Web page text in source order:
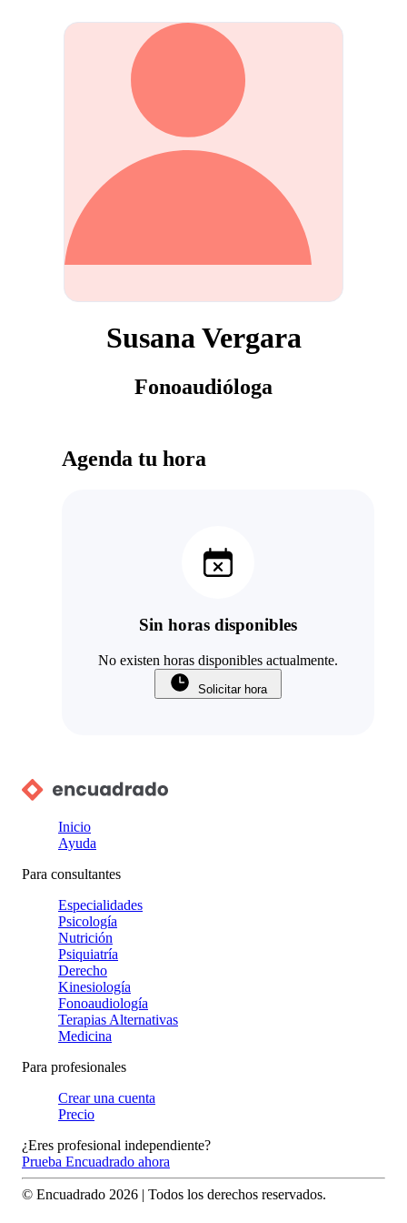
Susana Vergara
Fonoaudióloga
Agenda tu hora
Sin horas disponibles
No existen horas disponibles actualmente.
Solicitar hora
Inicio
Ayuda
Para consultantes
Especialidades
Psicología
Nutrición
Psiquiatría
Derecho
Kinesiología
Fonoaudiología
Terapias Alternativas
Medicina
Para profesionales
Crear una cuenta
Precio
¿Eres profesional independiente?
Prueba Encuadrado ahora
© Encuadrado 2026 | Todos los derechos reservados.